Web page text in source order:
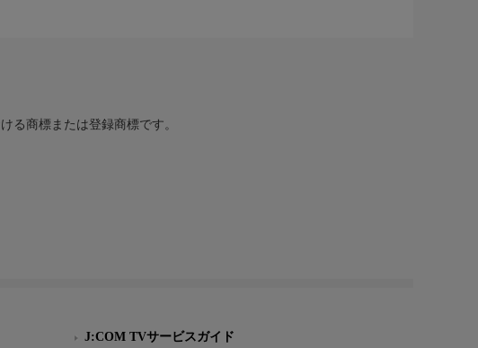
る商標または登録商標です。
J:COM TVサービスガイド